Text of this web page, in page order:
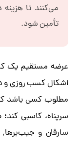
می‌کنند تا
تأمین شود.
عرضه مستقیم یک
اشکال کسب روزی و
مطلوب کسی باشد که
سرپناه، کاسبی